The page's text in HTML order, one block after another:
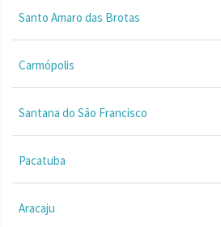
Santo Amaro das Brotas
Carmópolis
Santana do São Francisco
Pacatuba
Aracaju